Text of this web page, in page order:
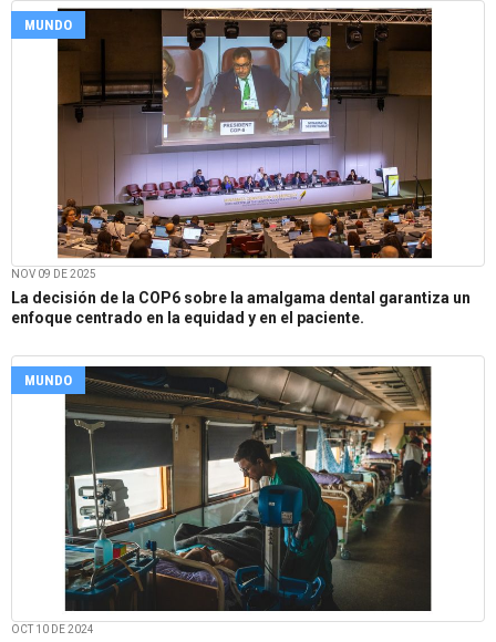
MUNDO
NOV 09 DE 2025
La decisión de la COP6 sobre la amalgama dental garantiza un
enfoque centrado en la equidad y en el paciente.
MUNDO
OCT 10 DE 2024